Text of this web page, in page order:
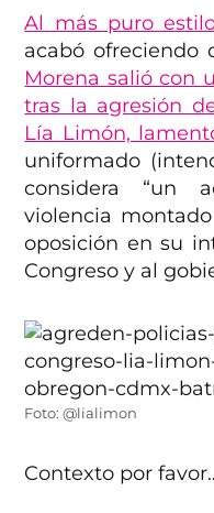
Al más puro
acabó ofreciendo
Morena salió con
tras la agresión
Lía Limón,
uniformado
considera “un
violencia
oposición en su
Congreso y al
Foto: @lialimon
Contexto por